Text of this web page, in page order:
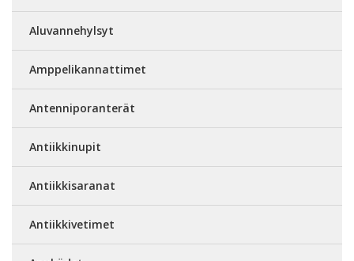
Aluvannehylsyt
Amppelikannattimet
Antenniporanterät
Antiikkinupit
Antiikkisaranat
Antiikkivetimet